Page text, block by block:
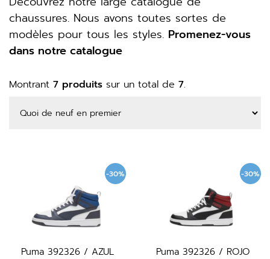
chaussures. Nous avons toutes sortes de
modèles pour tous les styles. Promenez-vous
dans notre catalogue
Montrant 7 produits sur un total de 7.
-30%
Puma 392326 / AZUL
-30%
Puma 392326 / ROJO